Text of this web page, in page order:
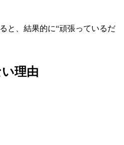
と、結果的に“頑張っているだ
理由